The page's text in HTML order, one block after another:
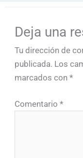
Deja una
Tu dirección de
publicada. Los
marcados con *
Comentario *